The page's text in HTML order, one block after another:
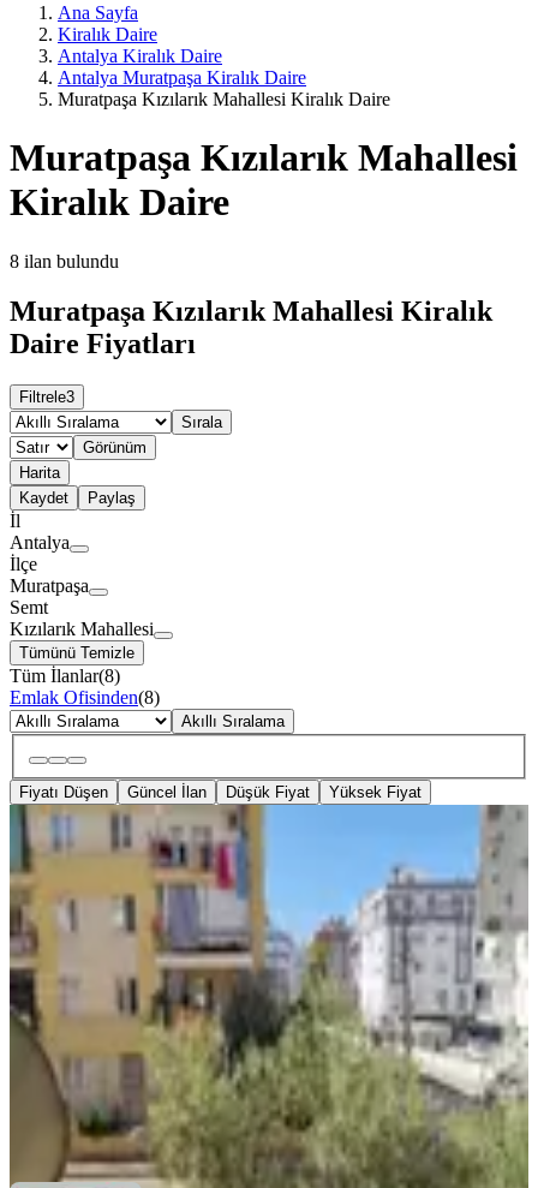
Ana Sayfa
Kiralık Daire
Antalya Kiralık Daire
Antalya Muratpaşa Kiralık Daire
Muratpaşa Kızılarık Mahallesi Kiralık Daire
Muratpaşa Kızılarık Mahallesi
Kiralık Daire
8 ilan bulundu
Muratpaşa Kızılarık Mahallesi Kiralık
Daire Fiyatları
Filtrele3
Sırala
Görünüm
Harita
Kaydet
Paylaş
İl
Antalya
İlçe
Muratpaşa
Semt
Kızılarık Mahallesi
Tümünü Temizle
Tüm İlanlar(8)
Emlak Ofisinden(8)
Akıllı Sıralama
Fiyatı Düşen Güncel İlan Düşük Fiyat Yüksek Fiyat
YENİ
Kızılarık Mah. 1 .kat 3+1 Ayrı Mutfak
Kiralık Daire
Muratpaşa, Kızılarık Mahallesi
3+1·140 m²· 1. Kat ·06.08.2026
30.000 ₺
Şentürk EmlakEREN YEŞİLIRMAK